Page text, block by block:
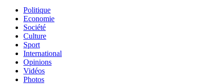
Politique
Economie
Société
Culture
Sport
International
Opinions
Vidéos
Photos